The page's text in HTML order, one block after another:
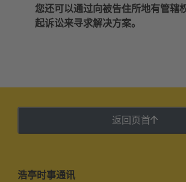
您还可以通过向被告住所地有管辖
起诉讼来寻求解决方案。
返回页首
浩亭时事通讯